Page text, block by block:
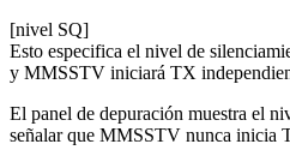
[nivel SQ]
Esto especifica el nivel de
y MMSSTV iniciará TX
El panel de depuración muestra el
señalar que MMSSTV nunca inicia